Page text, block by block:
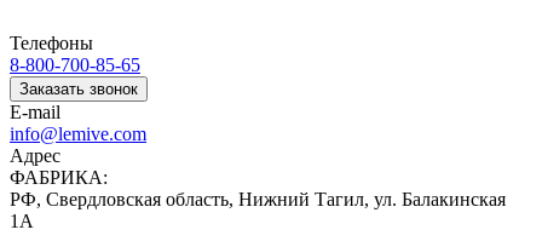
Телефоны
8-800-700-85-65
Заказать звонок
E-mail
info@lemive.com
Адрес
ФАБРИКА:
РФ, Свердловская область, Нижний Тагил, ул. Балакинская
1А